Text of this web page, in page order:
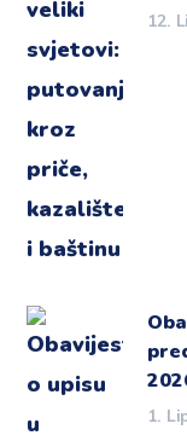
12.
1.